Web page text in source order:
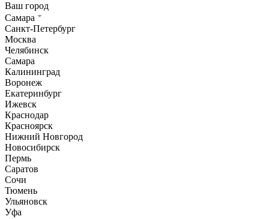
Ваш город
Самара
Санкт-Петербург
Москва
Челябинск
Самара
Калининград
Воронеж
Екатеринбург
Ижевск
Краснодар
Красноярск
Нижний Новгород
Новосибирск
Пермь
Саратов
Сочи
Тюмень
Ульяновск
Уфа